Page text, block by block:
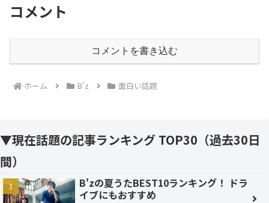
コメント
コメントを書き込む
ホーム B'z 面白い話題
▼現在話題の記事ランキング TOP30（過去30日
間）
B'zの夏うたBEST10ランキング！ ドラ
イブにもおすすめ